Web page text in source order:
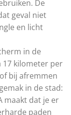
De
geval niet
en licht
in de
17 kilometer per
bij afremmen
in de stad:
maakt dat je er
paden